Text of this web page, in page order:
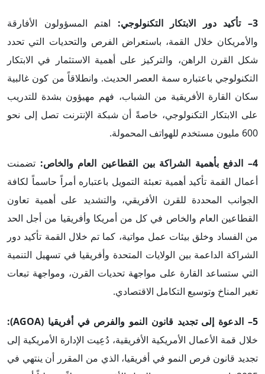
3– تأكيد دور الابتكار التكنولوجي:
اهتم المسؤولون الأفارقة
والأمريكان خلال القمة، باستعراض الفرص والتحديات التي تحدد
شكل القرن الراهن، والتركيز على أهمية الاستثمار في الابتكار
التكنولوجي باعتباره سمة العصر الحديث. وانطلاقاً من كون غالبية
سكان القارة الأفريقية من الشباب، فهم مهيؤون بشدة للتدريب
على الابتكار التكنولوجي، خاصةً أن شبكة الإنترنت تصل إلى نحو
600 مليون مستخدم للهواتف المحمولة.
4– الدفع بأهمية الشراكة بين القطاعين العام والخاص:
تضمنت
أعمال القمة تأكيد أهمية تعبئة التمويل باعتباره أمراً حاسماً لكافة
الجوانب المحددة للقرن الأفريقي، والتشديد على أهمية تعاون
القطاعين العام والخاص في كل من أمريكا وأفريقيا من أجل الحد
من الفساد وخلق بيئات عمل مواتية، كما تم خلال القمة تأكيد دور
الشراكة الداعمة بين الولايات المتحدة وأفريقيا في تسهيل التنمية
التي ستساعد القارة على مواجهة تحديات القرن، ومواجهة تبعات
تغير المناخ وتوسيع التكامل الاقتصادي.
5– الدعوة إلى تجديد قانون النمو والفرص في أفريقيا ( AGOA
):
خلال قمة الأعمال الأمريكية الأفريقية، دُعِيت الإدارة الأمريكية إلى
تجديد قانون فرص النمو في أفريقيا، الذي من المقرر أن ينتهي في